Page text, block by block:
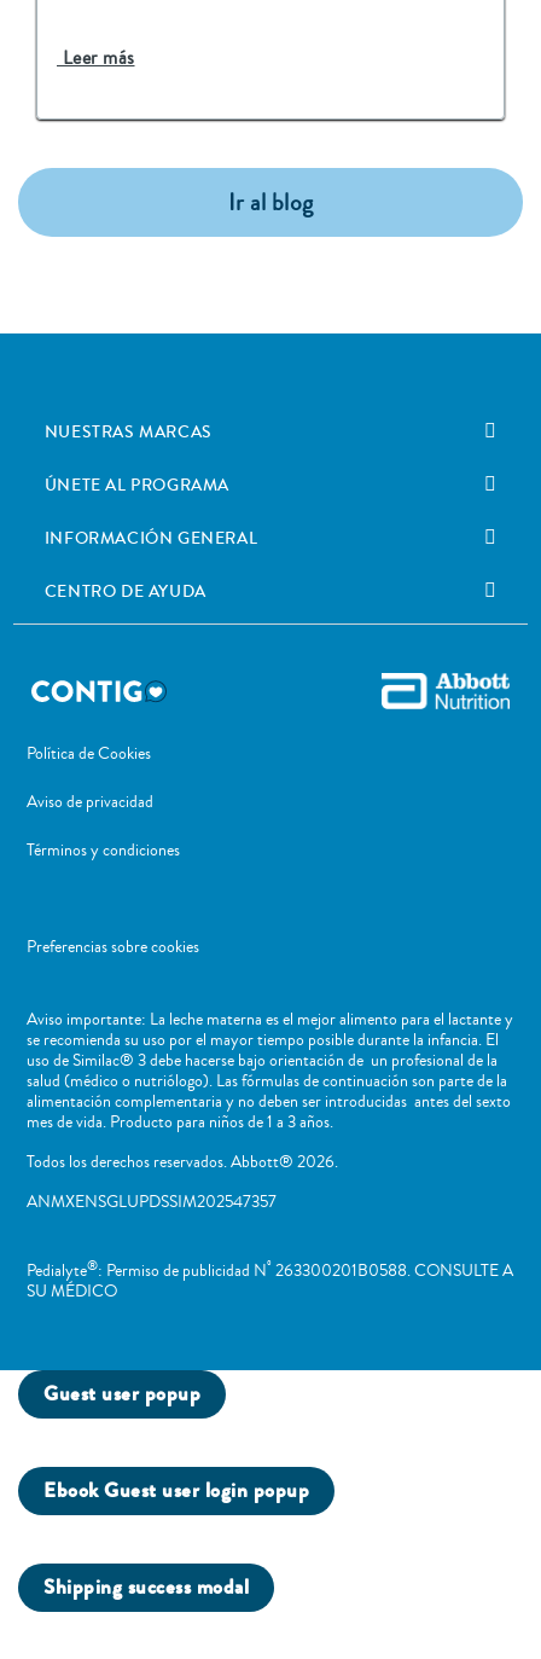
Leer más
Ir al blog
NUESTRAS MARCAS
ÚNETE AL PROGRAMA
INFORMACIÓN GENERAL
CENTRO DE AYUDA
Política de Cookies
Aviso de privacidad
Términos y condiciones
Preferencias sobre cookies
Aviso importante: La leche materna es el mejor alimento para el lactante y
se recomienda su uso por el mayor tiempo posible durante la infancia. El
uso de Similac® 3 debe hacerse bajo orientación de un profesional de la
salud (médico o nutriólogo). Las fórmulas de continuación son parte de la
alimentación complementaria y no deben ser introducidas antes del sexto
mes de vida. Producto para niños de 1 a 3 años.
Todos los derechos reservados. Abbott® 2026.
ANMXENSGLUPDSSIM202547357
Pedialyte®: Permiso de publicidad Nº 263300201B0588. CONSULTE A
SU MÉDICO
Guest user popup
Ebook Guest user login popup
Shipping success modal